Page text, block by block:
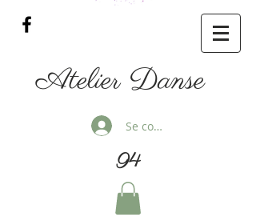
Atelier Danse
Se connecter
94